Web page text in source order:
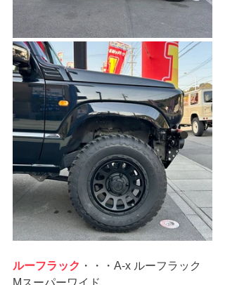
ルーフラック ・・・A-x ルーフラック
Mスーパーワイド